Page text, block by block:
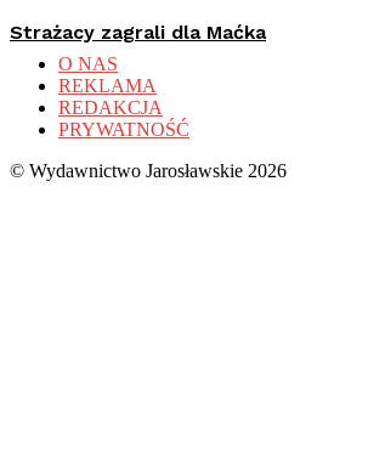
Strażacy zagrali dla Maćka
O NAS
REKLAMA
REDAKCJA
PRYWATNOŚĆ
© Wydawnictwo Jarosławskie 2026